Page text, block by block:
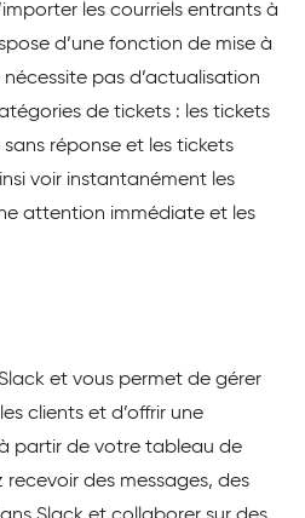
les courriels entrants à
d’une fonction de mise à
pas d’actualisation
de tickets : les tickets
réponse et les tickets
voir instantanément les
attention immédiate et les
et vous permet de gérer
clients et d’offrir une
partir de votre tableau de
des messages, des